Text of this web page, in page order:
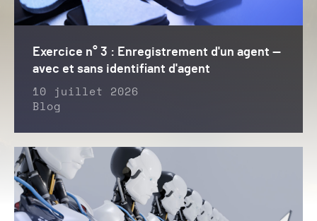
Exercice n° 3 : Enregistrement d'un agent —
avec et sans identifiant d'agent
10 juillet 2026
Blog